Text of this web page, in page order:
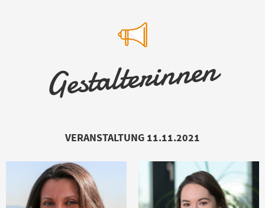
Gestalterinnen
VERANSTALTUNG 11.11.2021